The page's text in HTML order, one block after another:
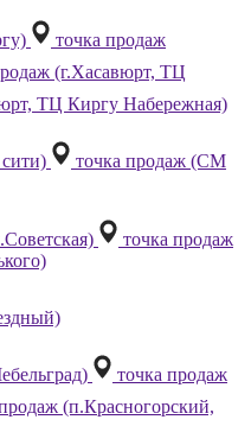
точка продаж
(г.Хасавюрт, ТЦ
ТЦ Киргу Набережная)
точка продаж (СМ
точка продаж
точка продаж
(п.Красногорский,